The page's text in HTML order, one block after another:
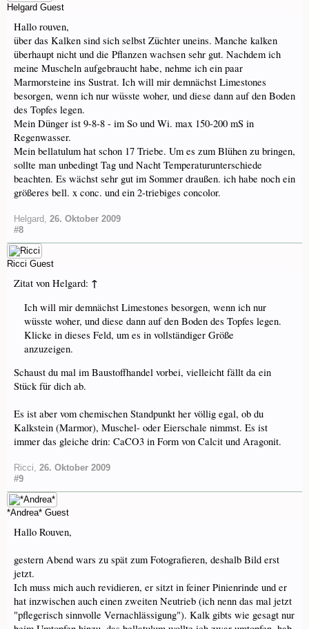
Helgard Guest
Hallo rouven,
über das Kalken sind sich selbst Züchter uneins. Manche kalken
überhaupt nicht und die Pflanzen wachsen sehr gut. Nachdem ich
meine Muscheln aufgebraucht habe, nehme ich ein paar
Marmorsteine ins Sustrat. Ich will mir demnächst Limestones
besorgen, wenn ich nur wüsste woher, und diese dann auf den Boden
des Topfes legen.
Mein Dünger ist 9-8-8 - im So und Wi. max 150-200 mS in
Regenwasser.
Mein bellatulum hat schon 17 Triebe. Um es zum Blühen zu bringen,
sollte man unbedingt Tag und Nacht Temperaturunterschiede
beachten. Es wächst sehr gut im Sommer draußen. ich habe noch ein
größeres bell. x conc. und ein 2-triebiges concolor.
Helgard, 26. Oktober 2009
#8
Ricci Guest
Zitat von Helgard: ↑
Ich will mir demnächst Limestones besorgen, wenn ich nur
wüsste woher, und diese dann auf den Boden des Topfes legen.
Klicke in dieses Feld, um es in vollständiger Größe
anzuzeigen.
Schaust du mal im Baustoffhandel vorbei, vielleicht fällt da ein
Stück für dich ab.
Es ist aber vom chemischen Standpunkt her völlig egal, ob du
Kalkstein (Marmor), Muschel- oder Eierschale nimmst. Es ist
immer das gleiche drin: CaCO3 in Form von Calcit und Aragonit.
Ricci, 26. Oktober 2009
#9
*Andrea* Guest
Hallo Rouven,
gestern Abend wars zu spät zum Fotografieren, deshalb Bild erst
jetzt.
Ich muss mich auch revidieren, er sitzt in feiner Pinienrinde und er
hat inzwischen auch einen zweiten Neutrieb (ich nenn das mal jetzt
"pflegerisch sinnvolle Vernachlässigung"). Kalk gibts wie gesagt nur